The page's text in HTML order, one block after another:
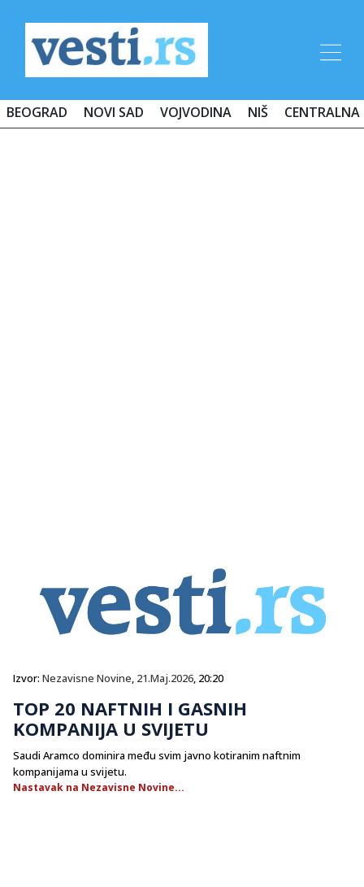
BEOGRAD NOVI SAD VOJVODINA NIŠ CENTRALNA
Izvor: Nezavisne Novine, 21.Maj.2026, 20:20
TOP 20 NAFTNIH I GASNIH
KOMPANIJA U SVIJETU
Saudi Aramco dominira među svim javno kotiranim naftnim
kompanijama u svijetu.
Nastavak na Nezavisne Novine...